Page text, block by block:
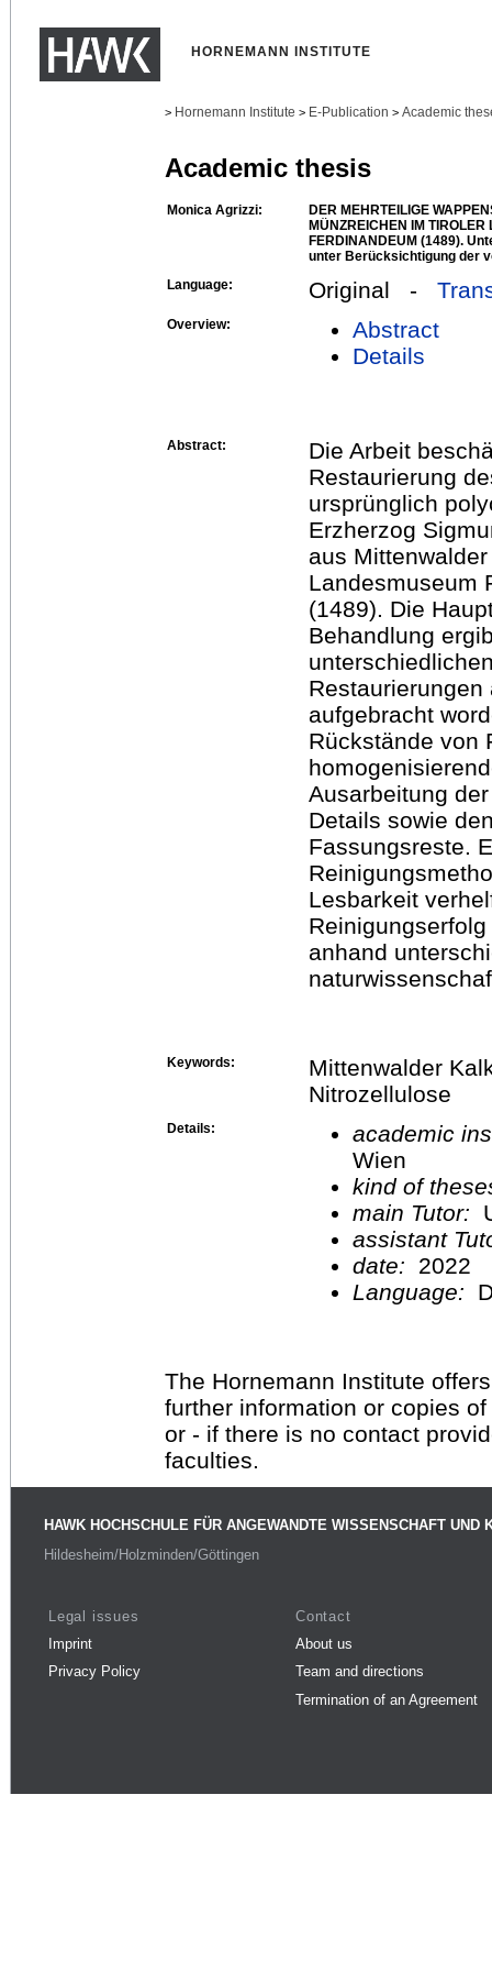
HORNEMANN INSTITUTE
> Hornemann Institute > E-Publication > Academic
Academic thesis
Monica Agrizzi:
DER MEHRTEILIGE
MÜNZREICHEN IM TIROLER
FERDINANDEUM (1489).
unter Berücksichtigung der
Language:
Original -
Overview:
Abstract
Details
Abstract:
Die Arbeit
Restaurierung
ursprünglich
Erzherzog
aus
Landesmuseum
(1489). Die
Behandlung
aufgebracht
Rückstände von
Ausarbeitung
Details sowie
Fassungsreste.
Lesbarkeit
anhand
Keywords:
Mittenwalder
Nitrozellulose
Details:
academic
Wien
kind of
main Tutor:
assistant
date:
2022
Language:
The Hornemann Institute
further information or copies
or - if there is no contact
faculties.
HAWK HOCHSCHULE FÜR ANGEWANDTE WISSENSCHAFT UND
Hildesheim/Holzminden/Göttingen
Legal issues
Imprint
Privacy Policy
Contact
About us
Team and directions
Termination of an Agreement